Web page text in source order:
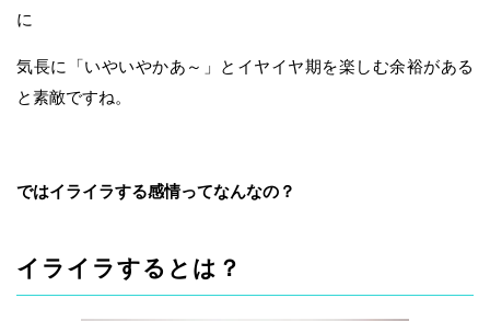
に
気長に「いやいやかあ～」とイヤイヤ期を楽しむ余裕がある
と素敵ですね。
ではイライラする感情ってなんなの？
イライラするとは？